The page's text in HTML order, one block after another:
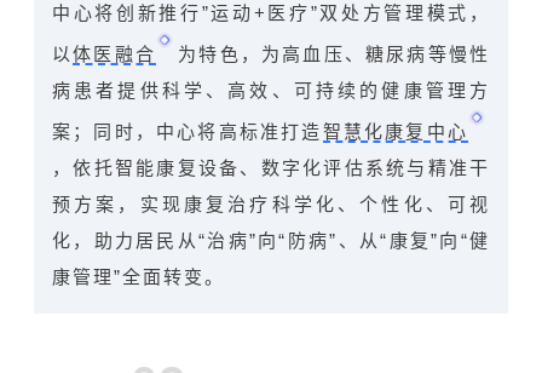
中心将创新推行”运动+医疗”双处方管理模式，
以体医融合 为特色，为高血压、糖尿病等慢性
病患者提供科学、高效、可持续的健康管理方
案；同时，中心将高标准打造智慧化康复中心
，依托智能康复设备、数字化评估系统与精准干
预方案，实现康复治疗科学化、个性化、可视
化，助力居民从“治病”向“防病”、从“康复”向“健
康管理”全面转变。